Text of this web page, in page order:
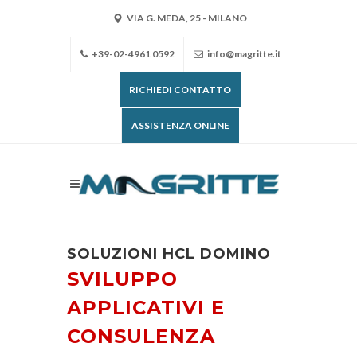
VIA G. MEDA, 25 - MILANO
+39-02-4961 0592 info@magritte.it
RICHIEDI CONTATTO
ASSISTENZA ONLINE
SOLUZIONI HCL DOMINO
SVILUPPO
APPLICATIVI E
CONSULENZA